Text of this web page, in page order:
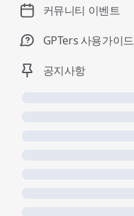
커뮤니티 이벤트
GPTers 사용가이드
공지사항